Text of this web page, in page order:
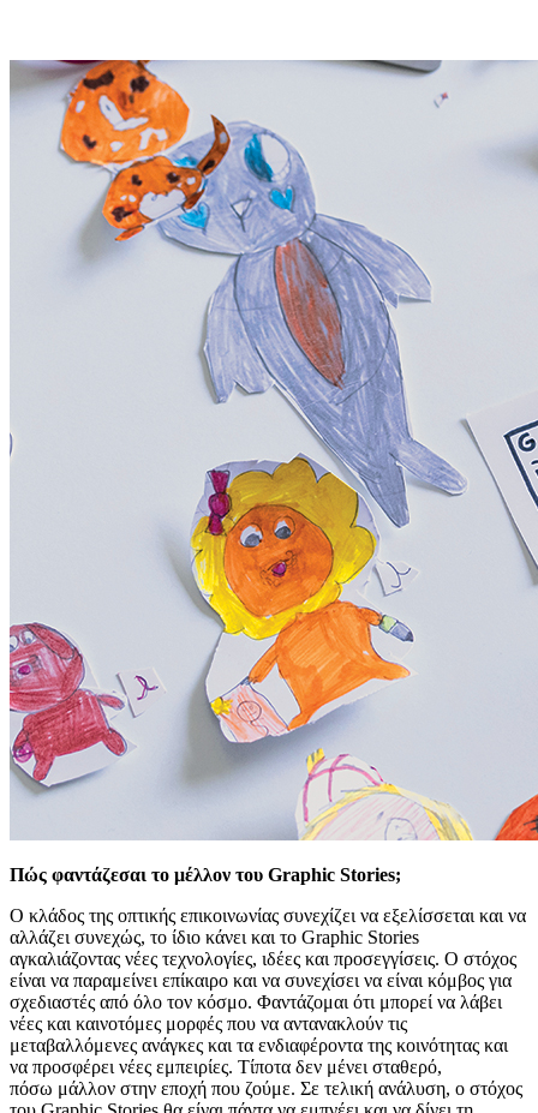
Πώς φαντάζεσαι το μέλλον του Graphic Stories;
Ο κλάδος της οπτικής επικοινωνίας συνεχίζει να εξελίσσεται και να
αλλάζει συνεχώς, το ίδιο κάνει και το Graphic Stories
αγκαλιάζοντας νέες τεχνολογίες, ιδέες και προσεγγίσεις. Ο στόχος
είναι να παραμείνει επίκαιρο και να συνεχίσει να είναι κόμβος για
σχεδιαστές από όλο τον κόσμο. Φαντάζομαι ότι μπορεί να λάβει
νέες και καινοτόμες μορφές που να αντανακλούν τις
μεταβαλλόμενες ανάγκες και τα ενδιαφέροντα της κοινότητας και
να προσφέρει νέες εμπειρίες. Τίποτα δεν μένει σταθερό,
πόσω μάλλον στην εποχή που ζούμε. Σε τελική ανάλυση, ο στόχος